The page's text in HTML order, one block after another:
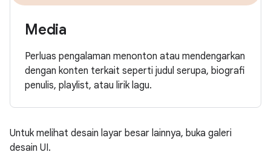
Media
Perluas pengalaman menonton atau mendengarkan
dengan konten terkait seperti judul serupa, biografi
penulis, playlist, atau lirik lagu.
Untuk melihat desain layar besar lainnya, buka galeri
desain UI.